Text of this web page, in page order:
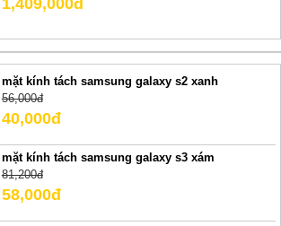
1,409,000đ
mặt kính tách samsung galaxy s2 xanh
56,000đ
40,000đ
mặt kính tách samsung galaxy s3 xám
81,200đ
58,000đ